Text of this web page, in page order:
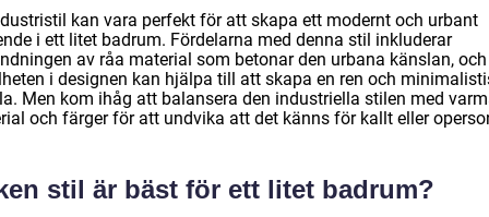
kan vara perfekt för att skapa ett modernt och urbant
i ett litet badrum. Fördelarna med denna stil inkluderar
av råa material som betonar den urbana känslan, och
i designen kan hjälpa till att skapa en ren och
Men kom ihåg att balansera den industriella stilen med
och färger för att undvika att det känns för kallt eller
stil är bäst för ett litet badrum?